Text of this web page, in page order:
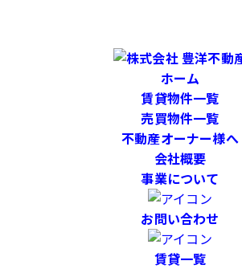
ホーム
賃貸物件一覧
売買物件一覧
不動産オーナー様へ
会社概要
事業について
お問い合わせ
賃貸一覧